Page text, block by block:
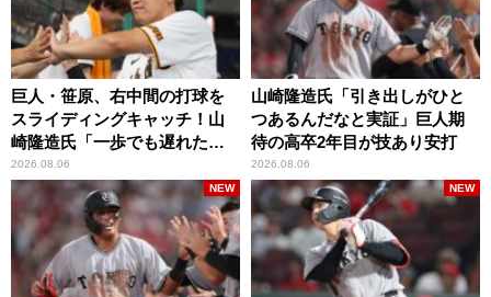
巨人・笹原、右中間の打球を
スライディングキャッチ！山
崎隆造氏「一歩でも遅れた
ら…」
2026.08.06
山崎隆造氏「引き出しがひと
つあるんだなと実証」巨人期
待の高卒2年目が技あり安打
2026.08.06
NEW NEW